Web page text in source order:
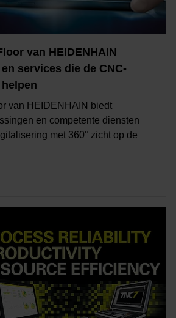
van HEIDENHAIN
services die de CNC-
van HEIDENHAIN biedt
en competente diensten
met 360° zicht op de